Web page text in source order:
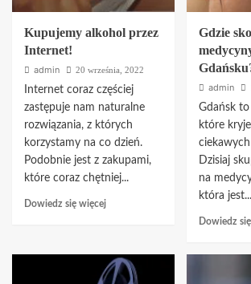
Kupujemy alkohol przez
Internet!
admin 20 września, 2022
Internet coraz częściej
zastępuje nam naturalne
rozwiązania, z których
korzystamy na co dzień.
Podobnie jest z zakupami,
które coraz chętniej...
Dowiedz się więcejDowiedz
Kupujemy
alkohol
Gdzie
admin
Gdańsk
które
Dzisiaj
na
która jest...
Dowiedz